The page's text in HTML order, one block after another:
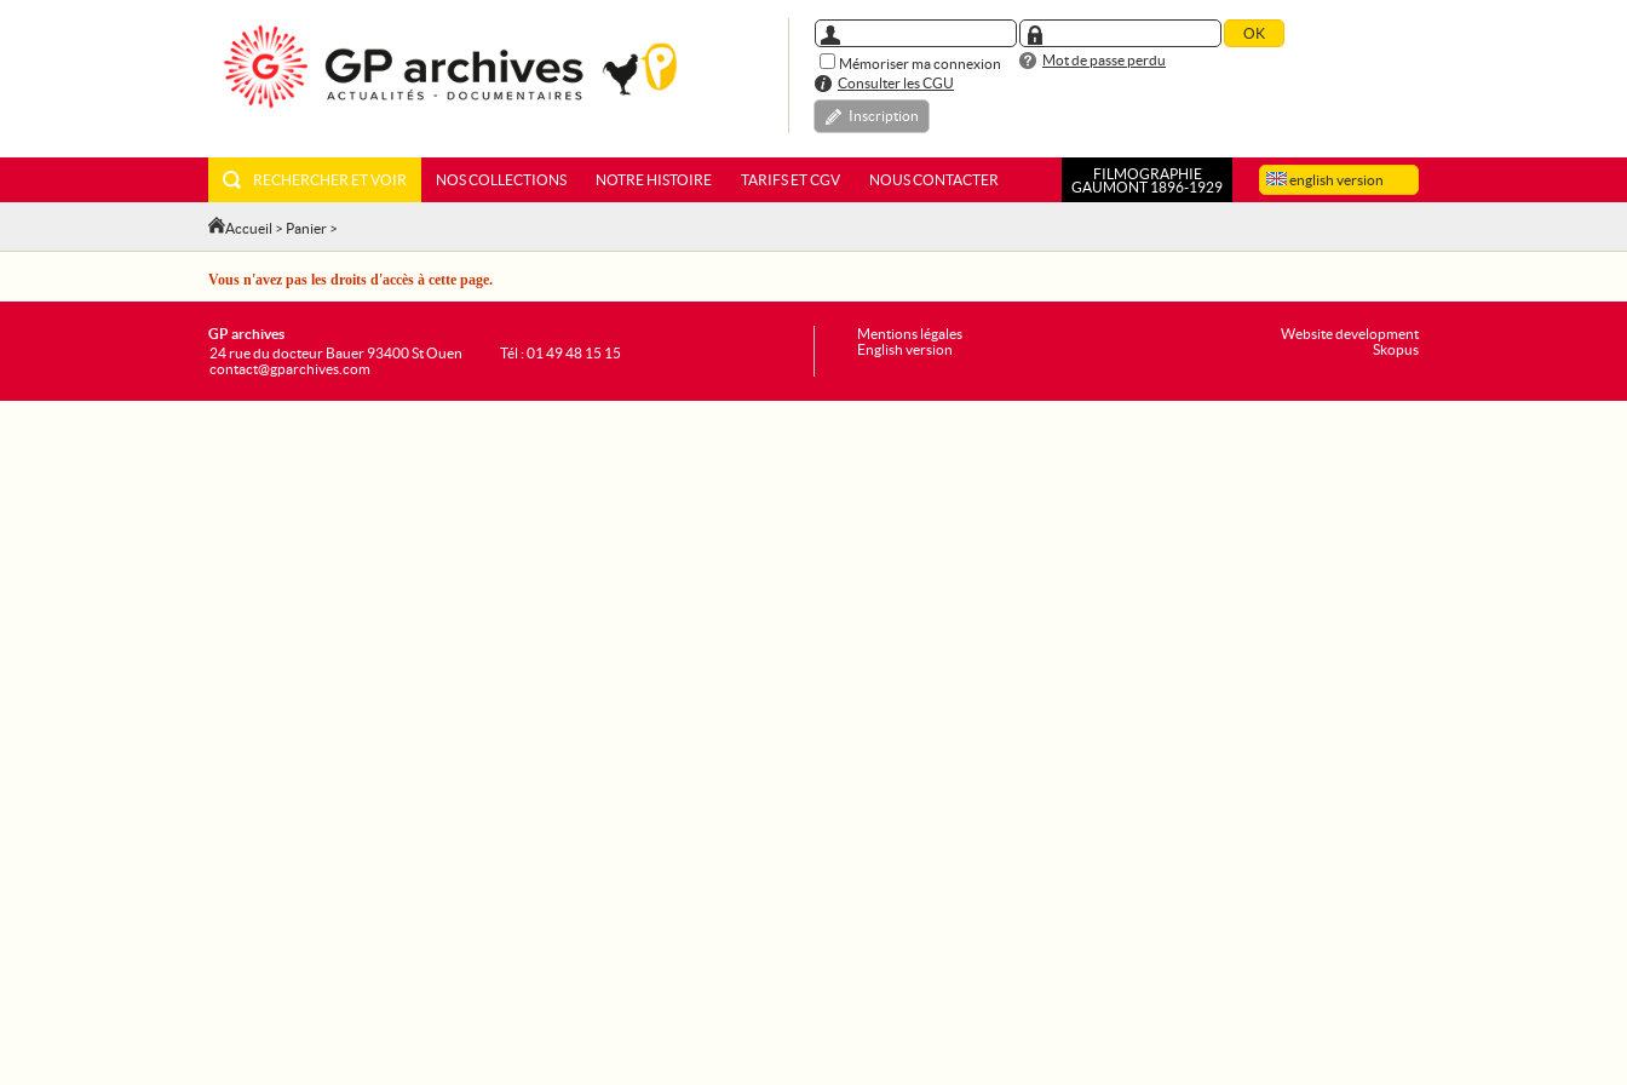
Mémoriser ma connexion
Mot de passe perdu
Consulter les CGU
Inscription
english version
RECHERCHER ET VOIR NOS COLLECTIONS NOTRE HISTOIRE TARIFS ET CGV NOUS CONTACTER
FILMOGRAPHIE
GAUMONT 1896-1929
Accueil > Panier >
Vous n'avez pas les droits d'accès à cette page.
Website development
Skopus
GP archives
24 rue du docteur Bauer 93400 St Ouen
contact@gparchives.com
Tél : 01 49 48 15 15
Mentions légales
English version